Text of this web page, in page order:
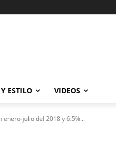
ESTILO VIDEOS
julio del 2018 y 6.5%...